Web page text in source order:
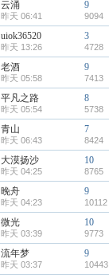
云涌
昨天 06:41
9
9094
uiok36520
昨天 13:26
3
4728
老酒
昨天 05:58
9
7413
平凡之路
昨天 05:54
8
5738
青山
昨天 06:43
7
8424
大漠扬沙
昨天 04:25
10
8765
晚舟
昨天 04:23
9
10112
微光
昨天 03:39
10
9773
流年梦
昨天 03:37
9
10443